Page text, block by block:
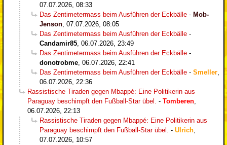
07.07.2026, 08:33
Das Zentimetermass beim Ausführen der Eckbälle - Mob-
Jenson, 07.07.2026, 08:05
Das Zentimetermass beim Ausführen der Eckbälle -
Candamir85, 06.07.2026, 23:49
Das Zentimetermass beim Ausführen der Eckbälle -
donotrobme, 06.07.2026, 22:41
Das Zentimetermass beim Ausführen der Eckbälle - Smeller,
06.07.2026, 22:36
Rassistische Tiraden gegen Mbappé: Eine Politikerin aus
Paraguay beschimpft den Fußball-Star übel. - Tomberen,
06.07.2026, 22:13
Rassistische Tiraden gegen Mbappé: Eine Politikerin aus
Paraguay beschimpft den Fußball-Star übel. - Ulrich,
07.07.2026, 10:57